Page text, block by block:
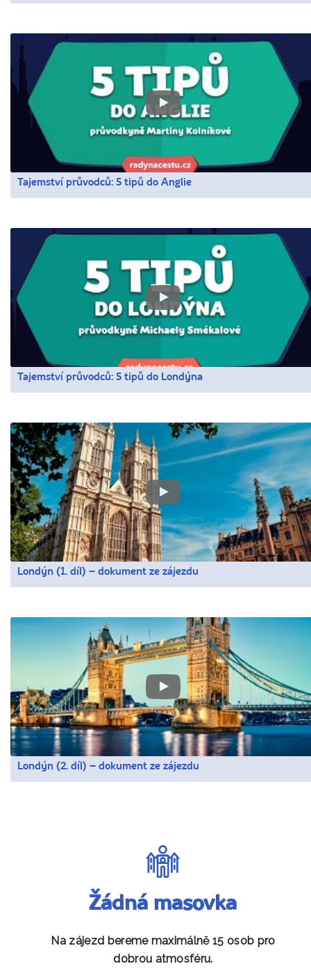
Tajemství průvodců: 5 tipů do Anglie
Tajemství průvodců: 5 tipů do Londýna
Londýn (1. díl) – dokument ze zájezdu
Londýn (2. díl) – dokument ze zájezdu
Žádná masovka
Na zájezd bereme maximálně 15 osob pro
dobrou atmosféru.